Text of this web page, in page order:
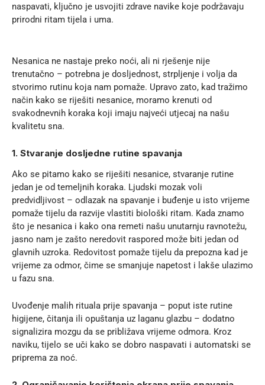
naspavati, ključno je usvojiti zdrave navike koje podržavaju
prirodni ritam tijela i uma.
Nesanica ne nastaje preko noći, ali ni rješenje nije
trenutačno – potrebna je dosljednost, strpljenje i volja da
stvorimo rutinu koja nam pomaže. Upravo zato, kad tražimo
način kako se riješiti nesanice, moramo krenuti od
svakodnevnih koraka koji imaju najveći utjecaj na našu
kvalitetu sna.
1. Stvaranje dosljedne rutine spavanja
Ako se pitamo kako se riješiti nesanice, stvaranje rutine
jedan je od temeljnih koraka. Ljudski mozak voli
predvidljivost – odlazak na spavanje i buđenje u isto vrijeme
pomaže tijelu da razvije vlastiti biološki ritam. Kada znamo
što je nesanica i kako ona remeti našu unutarnju ravnotežu,
jasno nam je zašto neredovit raspored može biti jedan od
glavnih uzroka. Redovitost pomaže tijelu da prepozna kad je
vrijeme za odmor, čime se smanjuje napetost i lakše ulazimo
u fazu sna.
Uvođenje malih rituala prije spavanja – poput iste rutine
higijene, čitanja ili opuštanja uz laganu glazbu – dodatno
signalizira mozgu da se približava vrijeme odmora. Kroz
naviku, tijelo se uči kako se dobro naspavati i automatski se
priprema za noć.